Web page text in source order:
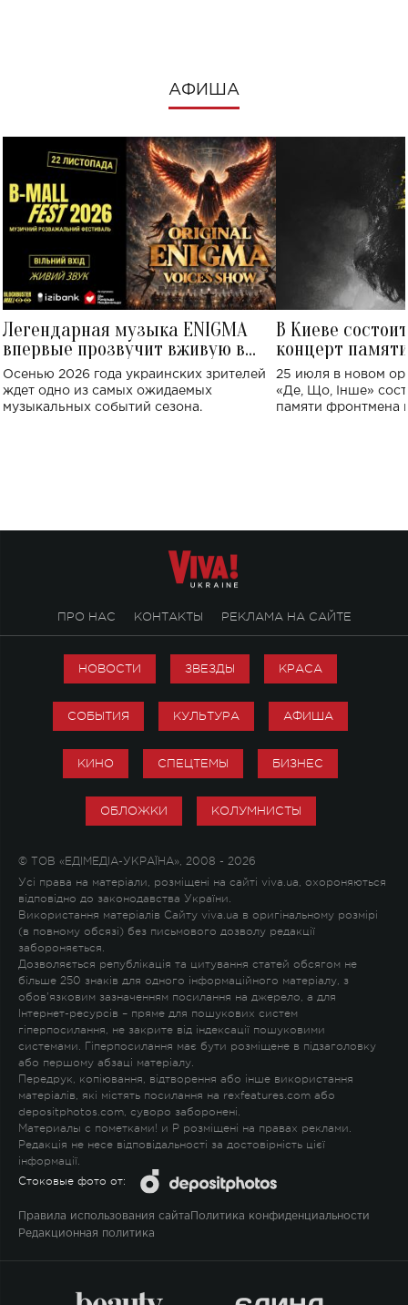
АФИША
Легендарная музыка ENIGMA
впервые прозвучит вживую в
Украине: где состоится концерт
Осенью 2026 года украинских зрителей
ждет одно из самых ожидаемых
музыкальных событий сезона.
В Киеве
концерт
Клименко:
исполнят песни
25 июля в новом
«Де, Що, Інше»
памяти фронтмена
ПРО НАС КОНТАКТЫ РЕКЛАМА НА САЙТЕ
НОВОСТИ ЗВЕЗДЫ КРАСА
СОБЫТИЯ КУЛЬТУРА АФИША
КИНО СПЕЦТЕМЫ БИЗНЕС
ОБЛОЖКИ КОЛУМНИСТЫ
© ТОВ «ЕДІМЕДІА-УКРАЇНА», 2008 - 2026
Усі права на матеріали, розміщені на сайті viva.ua, охороняються
відповідно до законодавства України.
Використання матеріалів Сайту viva.ua в оригінальному розмірі
(в повному обсязі) без письмового дозволу редакції
забороняється.
Дозволяється републікація та цитування статей обсягом не
більше 250 знаків для одного інформаційного матеріалу, з
обов'язковим зазначенням посилання на джерело, а для
Інтернет-ресурсів – пряме для пошукових систем
гіперпосилання, не закрите від індексації пошуковими
системами. Гіперпосилання має бути розміщене в підзаголовку
або першому абзаці матеріалу.
Передрук, копіювання, відтворення або інше використання
матеріалів, які містять посилання на rexfeatures.com або
depositphotos.com, суворо заборонені.
Материалы с пометками! и P розміщені на правах реклами.
Редакція не несе відповідальності за достовірність цієї
інформації.
Стоковые фото от:
Правила использования сайта Политика конфиденциальности
Редакционная политика